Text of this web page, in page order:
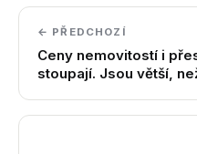
← PŘEDCHOZÍ
Ceny nemovitostí i
stoupají. Jsou větší,